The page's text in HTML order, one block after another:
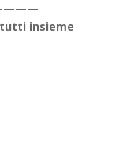
———
insieme